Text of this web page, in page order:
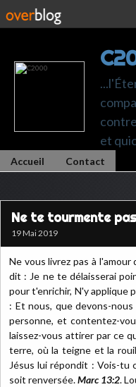
et
Accueil Contact
Ne te tourmente
19 Mai 2019
Ne vous livrez pas à
dit : Je ne te délaisserai
pour t'enrichir, N'y applique
: Et nous, que devons-
personne, et contentez-
laissez-vous attirer par ce
terre, où la teigne et la
Jésus lui répondit : Vois-tu
soit renversée.Marc 13:2.